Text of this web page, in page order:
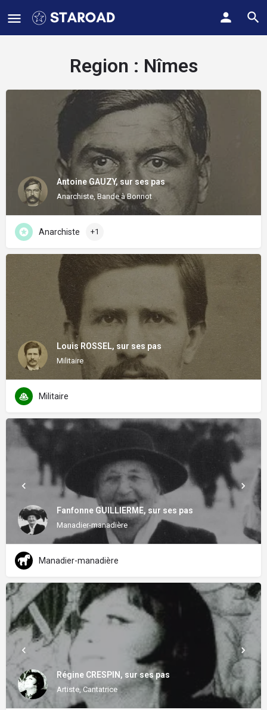
Region : Nîmes
Antoine GAUZY, sur ses pas
Anarchiste, Bande à Bonnot
Anarchiste +1
Louis ROSSEL, sur ses pas
Militaire
Militaire
Fanfonne GUILLIERME, sur ses pas
Manadier-manadière
Manadier-manadière
Régine CRESPIN, sur ses pas
Artiste, Cantatrice